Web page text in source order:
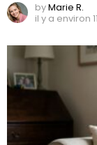
byMarie R.
il y a environ